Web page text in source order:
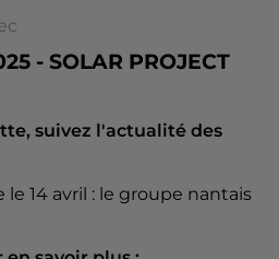
- SOLAR PROJECT
suivez l'actualité des
14 avril : le groupe nantais